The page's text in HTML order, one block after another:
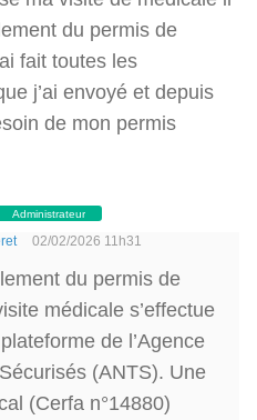
du permis de
fait toutes les
j’ai envoyé et depuis
de mon permis
Administrateur
02/02/2026 11h31
du permis de
médicale s’effectue
de l’Agence
(ANTS). Une
(Cerfa n°14880)